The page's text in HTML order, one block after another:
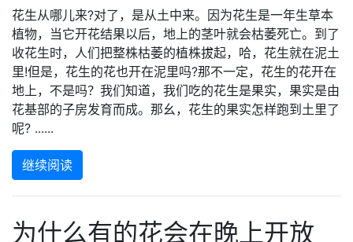
花生从哪儿来?对了，是从土中来。因为花生是一年生草本
植物，当它开花结果以后，地上的茎叶就会枯萎死亡。到了
收花生时，人们把整株枯萎的植株拔起，哈，花生就在泥土
里!但是，花生的花也开在泥里吗?那不一定，花生的花开在
地上，不是吗？我们知道，我们吃的花生是果实，果实是由
花基部的子房发育而成。那幺，花生的果实怎样跑到土里了
呢? ......
继续阅读
为什么有的花会在晚上开放